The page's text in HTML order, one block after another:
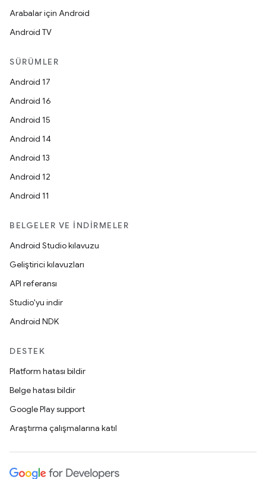
Arabalar için Android
Android TV
SÜRÜMLER
Android 17
Android 16
Android 15
Android 14
Android 13
Android 12
Android 11
BELGELER VE İNDIRMELER
Android Studio kılavuzu
Geliştirici kılavuzları
API referansı
Studio'yu indir
Android NDK
DESTEK
Platform hatası bildir
Belge hatası bildir
Google Play support
Araştırma çalışmalarına katıl